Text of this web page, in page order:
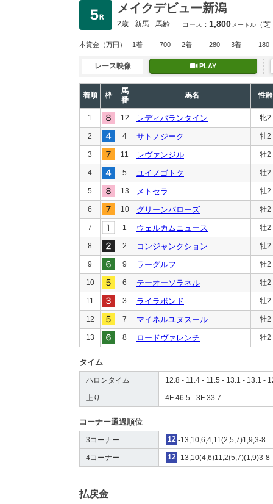
メイクデビュー新潟
2歳 新馬 馬齢 コース： 1,800 メートル （
本賞金 （万円） 1着 700 2着 280 3着 180
レース映像 PLAY
着順 枠
馬
番
馬名 性齢
1 12 レディバランタイン 牝2
2 4 サトノジーク 牡2
3 11 レヴァンジル 牡2
4 5 ユイノゴトク 牡2
5 13 メトセラ 牡2
6 10 グリーンバローズ 牡2
7 1 ウェルカムニュース 牡2
8 2 コンジャンクション 牡2
9 9 ラーグルフ 牡2
10 6 テーオーソラネル 牡2
11 3 ライラボンド 牡2
12 7 マイネルユヌスール 牡2
13 8 ロードヴァレンチ 牡2
タイム
ハロンタイム 12.8 - 11.4 - 11.5 - 13.1 - 13.1 -
上り 4F 46.5 - 3F 33.7
コーナー通過順位
3コーナー 12 -13,10,6,4,11(2,5,7)1,9,3-8
4コーナー 12 -13,10(4,6)11,2(5,7)(1,9)3-8
払戻金